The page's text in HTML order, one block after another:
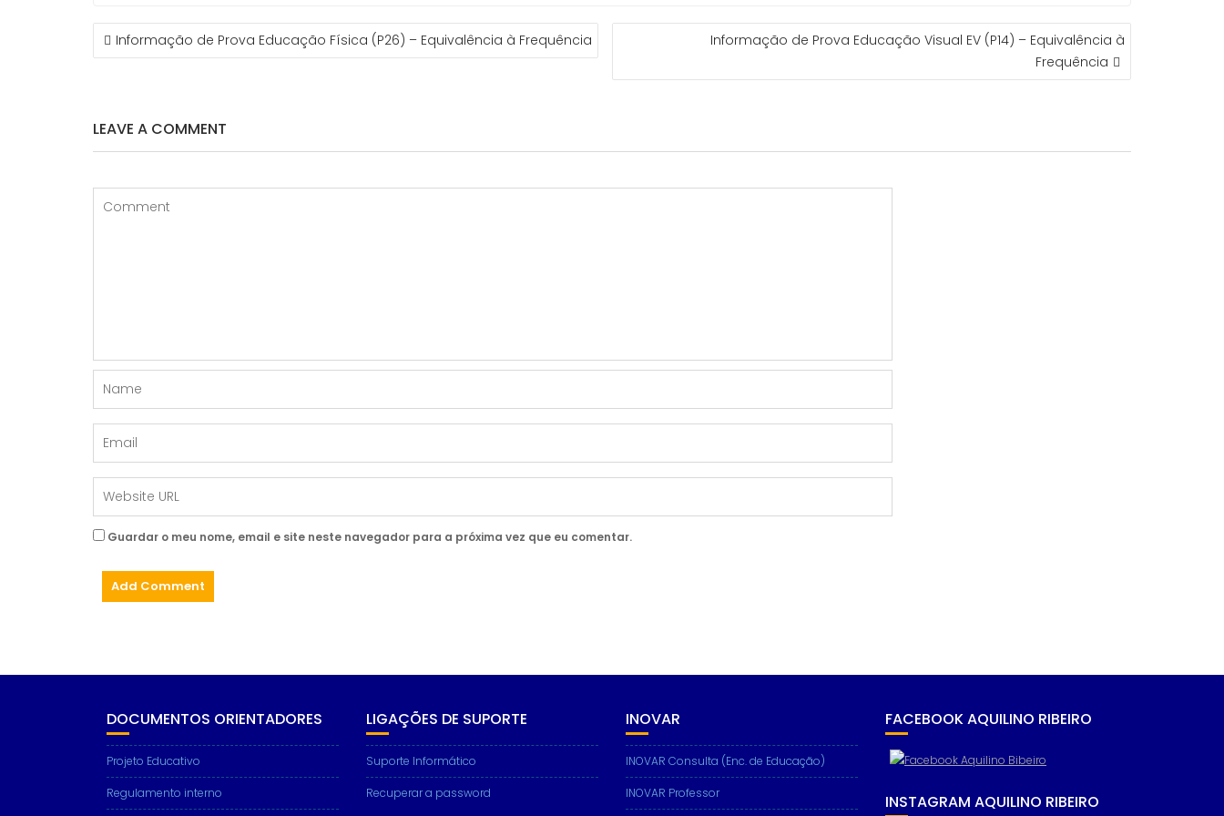
NAVEGAÇÃO
DEInformação de Prova Educação Física (P26) – Equivalência à Frequência
Informação de Prova Educação Visual EV (P14) – Equivalência à
Frequência
LEAVE A COMMENT
Guardar o meu nome, email e site neste navegador para a próxima vez que eu comentar.
DOCUMENTOS ORIENTADORES
Projeto Educativo
Regulamento interno
LIGAÇÕES DE SUPORTE
Suporte Informático
Recuperar a password
INOVAR
INOVAR Consulta (Enc. de Educação)
INOVAR Professor
FACEBOOK AQUILINO RIBEIRO
INSTAGRAM AQUILINO RIBEIRO